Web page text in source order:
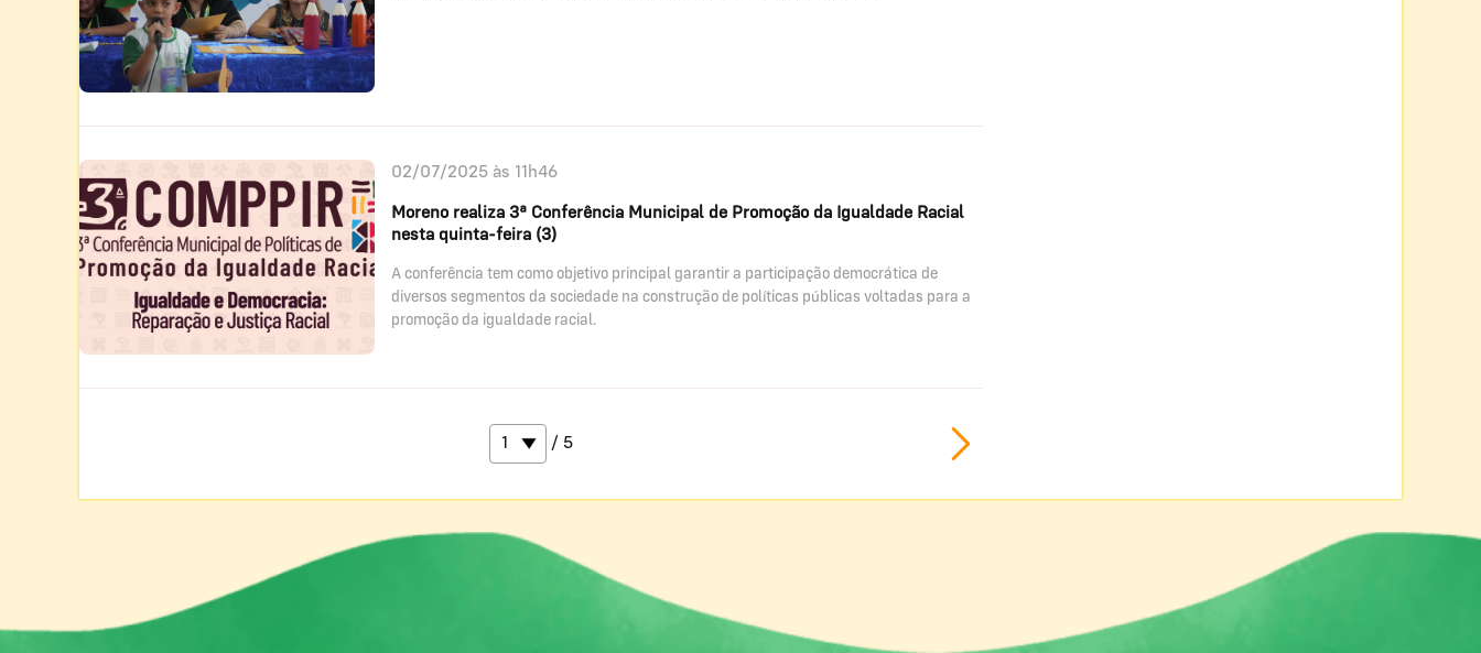
02/07/2025 às 11h46
Moreno realiza 3ª Conferência Municipal de Promoção da Igualdade Racial
nesta quinta-feira (3)
A conferência tem como objetivo principal garantir a participação democrática de
diversos segmentos da sociedade na construção de políticas públicas voltadas para a
promoção da igualdade racial.
/ 5